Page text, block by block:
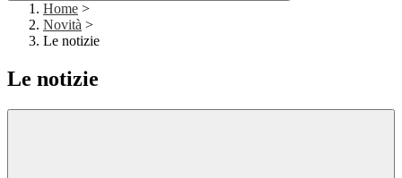
Home >
Novità >
Le notizie
Le notizie